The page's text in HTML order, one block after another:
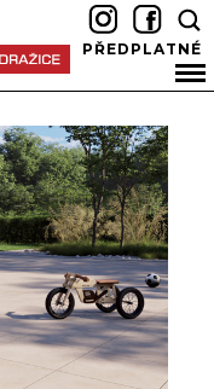
PŘEDPLATNÉ